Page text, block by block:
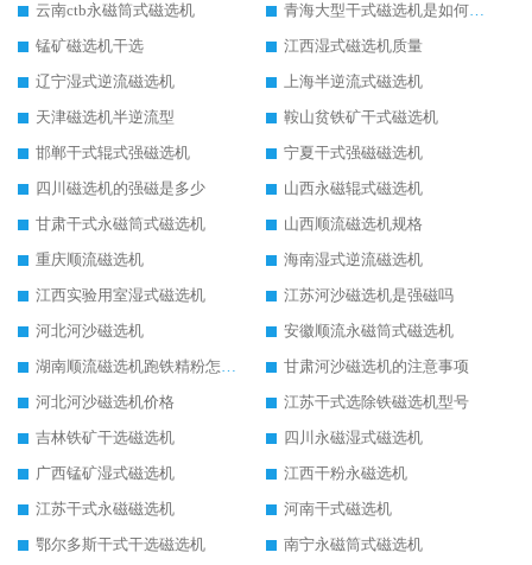
云南ctb永磁筒式磁选机
青海大型干式磁选机是如何选矿的
锰矿磁选机干选
江西湿式磁选机质量
辽宁湿式逆流磁选机
上海半逆流式磁选机
天津磁选机半逆流型
鞍山贫铁矿干式磁选机
邯郸干式辊式强磁选机
宁夏干式强磁磁选机
四川磁选机的强磁是多少
山西永磁辊式磁选机
甘肃干式永磁筒式磁选机
山西顺流磁选机规格
重庆顺流磁选机
海南湿式逆流磁选机
江西实验用室湿式磁选机
江苏河沙磁选机是强磁吗
河北河沙磁选机
安徽顺流永磁筒式磁选机
湖南顺流磁选机跑铁精粉怎么处理
甘肃河沙磁选机的注意事项
河北河沙磁选机价格
江苏干式选除铁磁选机型号
吉林铁矿干选磁选机
四川永磁湿式磁选机
广西锰矿湿式磁选机
江西干粉永磁选机
江苏干式永磁磁选机
河南干式磁选机
鄂尔多斯干式干选磁选机
南宁永磁筒式磁选机